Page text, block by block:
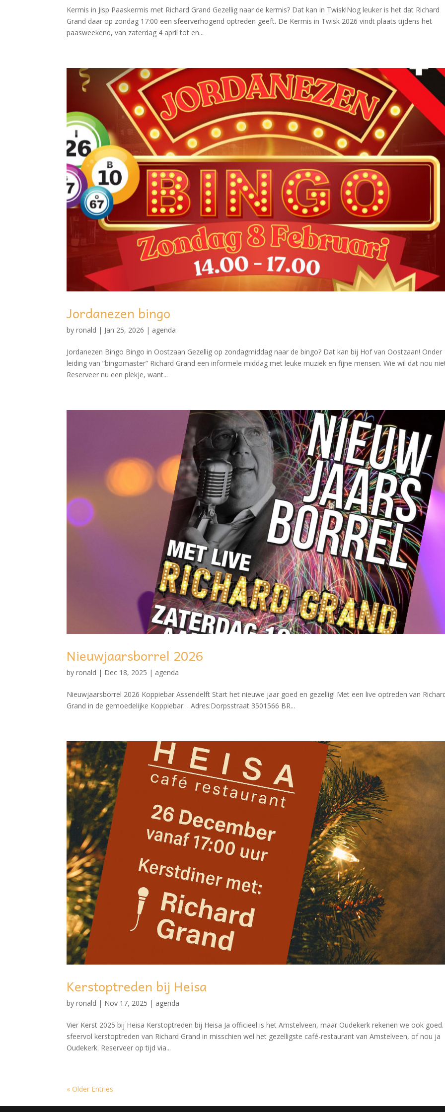
Kermis in Jisp Paaskermis met Richard Grand Gezellig naar de kermis? Dat kan in Twisk!Nog leuker is het dat Richard
Grand daar op zondag 17:00 een sfeerverhogend optreden geeft. De Kermis in Twisk 2026 vindt plaats tijdens het
paasweekend, van zaterdag 4 april tot en...
Jordanezen bingo
byronald | Jan 25, 2026 | agenda
Jordanezen Bingo Bingo in Oostzaan Gezellig op zondagmiddag naar de bingo? Dat kan bij Hof van Oostzaan! Onder
leiding van “bingomaster” Richard Grand een informele middag met leuke muziek en fijne mensen. Wie wil dat nou
Reserveer nu een plekje, want...
Nieuwjaarsborrel 2026
byronald | Dec 18, 2025 | agenda
Nieuwjaarsborrel 2026 Koppiebar Assendelft Start het nieuwe jaar goed en gezellig! Met een live optreden van
Grand in de gemoedelijke Koppiebar… Adres:Dorpsstraat 3501566 BR...
Kerstoptreden bij Heisa
byronald | Nov 17, 2025 | agenda
Vier Kerst 2025 bij Heisa Kerstoptreden bij Heisa Ja officieel is het Amstelveen, maar Oudekerk rekenen we ook goed.
sfeervol kerstoptreden van Richard Grand in misschien wel het gezelligste café-restaurant van Amstelveen, of nou ja
Oudekerk. Reserveer op tijd via...
« Older Entries